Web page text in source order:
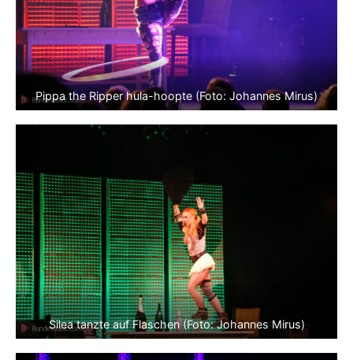
Pippa the Ripper hula-hoopte (Foto: Johannes Mirus)
Silea tanzte auf Flaschen (Foto: Johannes Mirus)